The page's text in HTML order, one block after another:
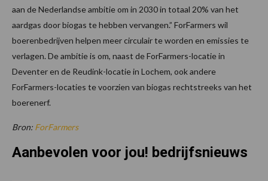
aan de Nederlandse ambitie om in 2030 in totaal 20% van het
aardgas door biogas te hebben vervangen.” ForFarmers wil
boerenbedrijven helpen meer circulair te worden en emissies te
verlagen. De ambitie is om, naast de ForFarmers-locatie in
Deventer en de Reudink-locatie in Lochem, ook andere
ForFarmers-locaties te voorzien van biogas rechtstreeks van het
boerenerf.
Bron: ForFarmers
Aanbevolen voor jou! bedrijfsnieuws